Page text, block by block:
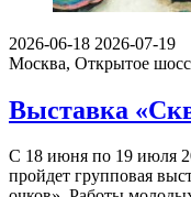
2026-06-18 2026-07-19
Москва, Открытое
Выставка
С 18 июня по 19 июля
пройдет групповая